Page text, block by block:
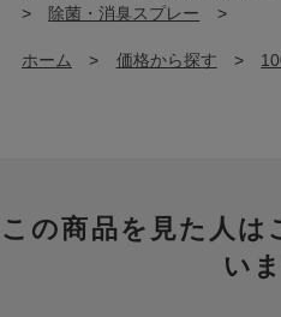
>
除菌・消臭スプレー >
ホーム > 価格から探す >
この商品を見た人は
い